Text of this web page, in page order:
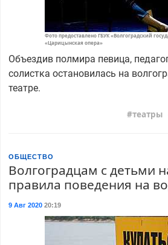
Фото предоставлено ГБУК «Волгоградский
«Царицынская опера»
Объездив полмира певица,
солистка остановилась на
театре.
театры
ОБЩЕСТВО
Волгоградцам с детьми
правила поведения на
9 Авг 202020:19